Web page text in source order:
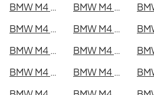
BMW M4 Competition xDrive Coupé i Malmö
BMW M4 Competition xDrive Coupé i Örebro
BMW M4 Competition xDrive Coupé i Uppsala
BMW M4 Competition xDrive Coupé i Västerås
BMW M4 Competition xDrive Coupé i Eskilstuna
BMW M4 Competition xDrive Coupé i Kalmar
BMW M4 Competition xDrive Coupé i Kristianstad
BMW M4 Competition xDrive Coupé i Sundsvall